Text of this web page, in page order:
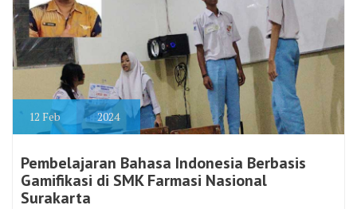
12 Feb 2024
Pembelajaran Bahasa Indonesia Berbasis
Gamifikasi di SMK Farmasi Nasional
Surakarta